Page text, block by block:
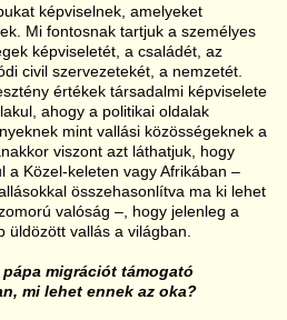
képviselnek, amelyeket
Mi fontosnak tartjuk a személyes
képviseletét, a családét, az
civil szervezetekét, a nemzetét.
értékek társadalmi képviselete
ahogy a politikai oldalak
mint vallási közösségeknek a
viszont azt láthatjuk, hogy
a Közel-keleten vagy Afrikában –
összehasonlítva ma ki lehet
valóság –, hogy jelenleg a
üldözött vallás a világban.
migrációt támogató
mi lehet ennek az oka?